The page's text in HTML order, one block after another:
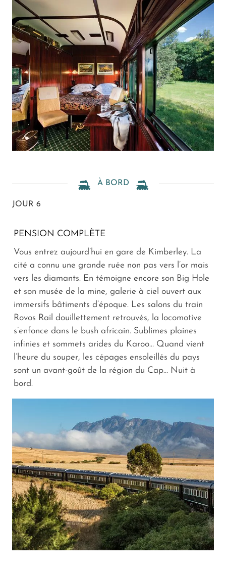
À BORD
JOUR 6
PENSION COMPLÈTE
Vous entrez aujourd’hui en gare de Kimberley. La
cité a connu une grande ruée non pas vers l’or mais
vers les diamants. En témoigne encore son Big Hole
et son musée de la mine, galerie à ciel ouvert aux
immersifs bâtiments d’époque. Les salons du train
Rovos Rail douillettement retrouvés, la locomotive
s’enfonce dans le bush africain. Sublimes plaines
infinies et sommets arides du Karoo… Quand vient
l’heure du souper, les cépages ensoleillés du pays
sont un avant-goût de la région du Cap… Nuit à
bord.